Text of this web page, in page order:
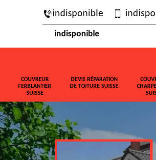
indisponible
indisponible
COUVREUR
FERBLANTIER
SUISSE
DEVIS RÉPARATION
DE TOITURE SUISSE